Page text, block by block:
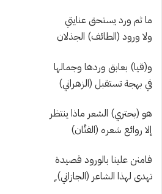
ما ثم ورد يستحق عنايتي
ولا ورود (الطائف) الجذلان
و(قيا) بعابق وردها وجمالها
في بهجة تستقبل (الزهراني)
هو (بحتري) الشعر ماذا ينتظر
إلا روائع شعره (الفتَّان)
فامنن علينا بالورود قصيدة
تهدى لهذا الشاعر (الجازاني)ٍ